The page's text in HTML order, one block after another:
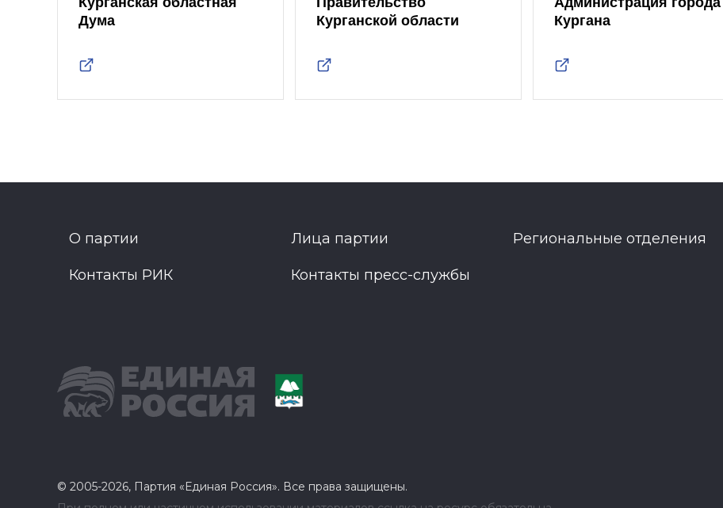
Дума
Курганской области
Кургана
О партии Лица партии Региональные отделения
Контакты РИК Контакты пресс-службы
© 2005-2026, Партия «Единая Россия». Все права защищены.